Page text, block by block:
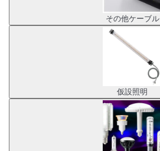
その他ケーブル
仮設照明